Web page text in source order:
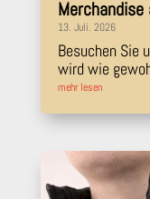
Merchandise
13. Juli. 2026
Besuchen Sie
wird wie
mehr lesen